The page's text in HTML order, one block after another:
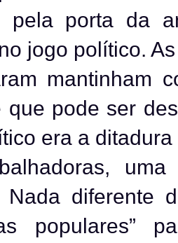
pela porta da
jogo político.
mantinham
que pode ser
era a
Nada diferente
populares”